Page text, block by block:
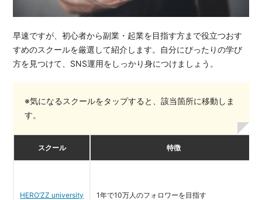
早速ですが、初心者から副業・起業を目指す方まで役立つおす
すめのスクールを厳選して紹介します。自分にぴったりの学び
方を見つけて、SNS運用をしっかり身につけましょう。
※気になるスクールをタップすると、該当箇所に移動しま
す。
スクール 特徴
HERO’ZZ university 1年で10万人のフォロワーを目指す